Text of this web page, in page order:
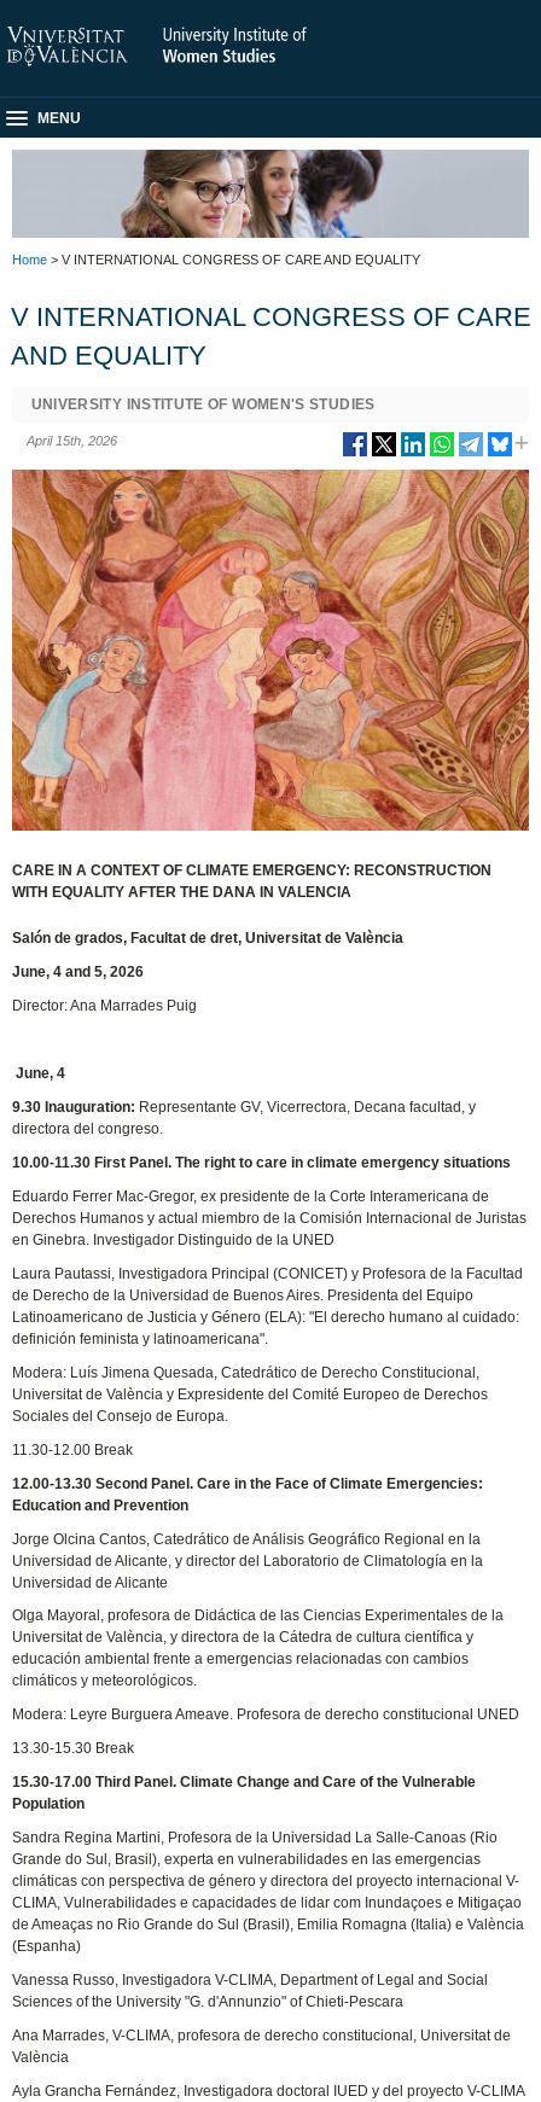
MENU
Home > V INTERNATIONAL CONGRESS OF CARE AND EQUALITY
V INTERNATIONAL CONGRESS OF CARE
AND EQUALITY
UNIVERSITY INSTITUTE OF WOMEN'S STUDIES
April 15th, 2026
CARE IN A CONTEXT OF CLIMATE EMERGENCY: RECONSTRUCTION
WITH EQUALITY AFTER THE DANA IN VALENCIA
Salón de grados, Facultat de dret, Universitat de València
June, 4 and 5, 2026
Director: Ana Marrades Puig
June, 4
9.30 Inauguration: Representante GV, Vicerrectora, Decana facultad, y
directora del congreso.
10.00-11.30 First Panel. The right to care in climate emergency situations
Eduardo Ferrer Mac-Gregor, ex presidente de la Corte Interamericana de
Derechos Humanos y actual miembro de la Comisión Internacional de Juristas
en Ginebra. Investigador Distinguido de la UNED
Laura Pautassi, Investigadora Principal (CONICET) y Profesora de la Facultad
de Derecho de la Universidad de Buenos Aires. Presidenta del Equipo
Latinoamericano de Justicia y Género (ELA): "El derecho humano al cuidado:
definición feminista y latinoamericana".
Modera: Luís Jimena Quesada, Catedrático de Derecho Constitucional,
Universitat de València y Expresidente del Comité Europeo de Derechos
Sociales del Consejo de Europa.
11.30-12.00 Break
12.00-13.30 Second Panel. Care in the Face of Climate Emergencies:
Education and Prevention
Jorge Olcina Cantos, Catedrático de Análisis Geográfico Regional en la
Universidad de Alicante, y director del Laboratorio de Climatología en la
Universidad de Alicante
Olga Mayoral, profesora de Didáctica de las Ciencias Experimentales de la
Universitat de València, y directora de la Cátedra de cultura científica y
educación ambiental frente a emergencias relacionadas con cambios
climáticos y meteorológicos.
Modera: Leyre Burguera Ameave. Profesora de derecho constitucional UNED
13.30-15.30 Break
15.30-17.00 Third Panel. Climate Change and Care of the Vulnerable
Population
Sandra Regina Martini, Profesora de la Universidad La Salle-Canoas (Rio
Grande do Sul, Brasil), experta en vulnerabilidades en las emergencias
climáticas con perspectiva de género y directora del proyecto internacional V-
CLIMA, Vulnerabilidades e capacidades de lidar com Inundaçoes e Mitigaçao
de Ameaças no Rio Grande do Sul (Brasil), Emilia Romagna (Italia) e València
(Espanha)
Vanessa Russo, Investigadora V-CLIMA, Department of Legal and Social
Sciences of the University "G. d'Annunzio" of Chieti-Pescara
Ana Marrades, V-CLIMA, profesora de derecho constitucional, Universitat de
València
Ayla Grancha Fernández, Investigadora doctoral IUED y del proyecto V-CLIMA